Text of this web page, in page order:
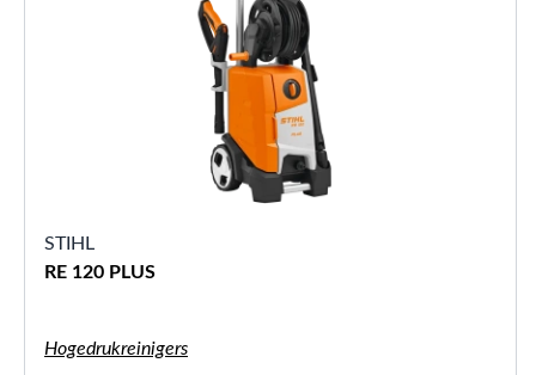
STIHL
RE 120 PLUS
Hogedrukreinigers